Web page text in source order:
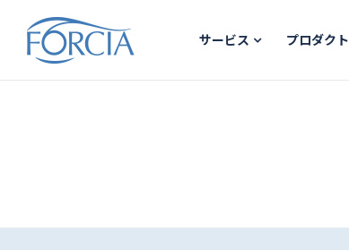
サービス プロダクト